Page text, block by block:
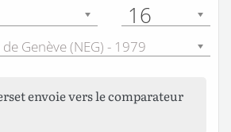
16
Genève (NEG) - 1979
envoie vers le comparateur